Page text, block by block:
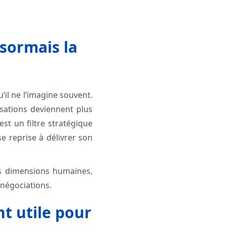
la
ne l’imagine souvent.
deviennent plus
un filtre stratégique
reprise à délivrer son
humaines,
utile pour